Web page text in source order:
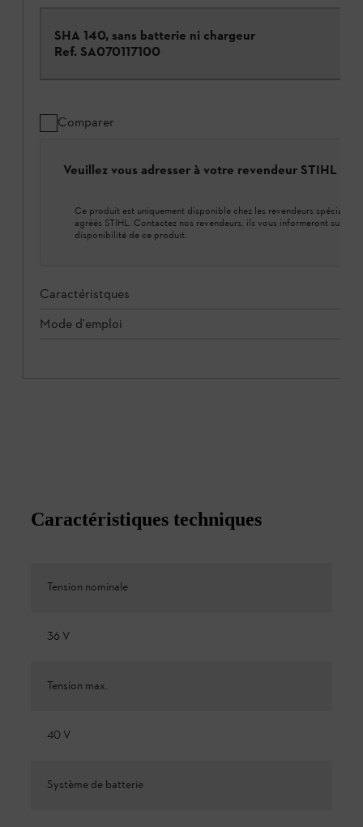
SHA 140, sans batterie ni chargeur
Ref. SA070117100
Comparer
Veuillez vous adresser à votre revendeur STIHL
Ce produit est uniquement disponible chez les revendeurs spécialisés
agréés STIHL. Contactez nos revendeurs, ils vous informeront sur la
disponibilité de ce produit.
Caractéristques
Mode d'emploi
Caractéristiques techniques
Tension nominale
36 V
Tension max.
40 V
Système de batterie